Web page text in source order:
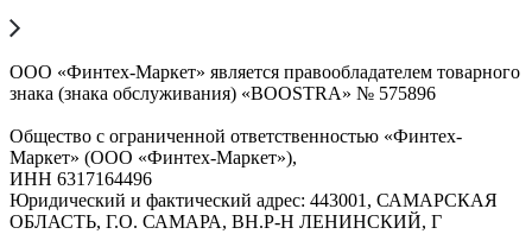
ООО «Финтех-Маркет» является правообладателем товарного
знака (знака обслуживания) «BOOSTRA» № 575896
Общество с ограниченной ответственностью «Финтех-
Маркет» (ООО «Финтех-Маркет»),
ИНН 6317164496
Юридический и фактический адрес: 443001, САМАРСКАЯ
ОБЛАСТЬ, Г.О. САМАРА, ВН.Р-Н ЛЕНИНСКИЙ, Г